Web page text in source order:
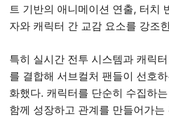
트 기반의 애니메이션 연출, 터치
자와 캐릭터 간 교감 요소를 강조
특히 실시간 전투 시스템과 캐릭
를 결합해 서브컬처 팬들이 선호
화했다. 캐릭터를 단순히 수집하
함께 성장하고 관계를 만들어가는